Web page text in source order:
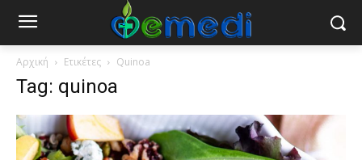
Αρχική Ετικέτες Quinoa
Tag: quinoa